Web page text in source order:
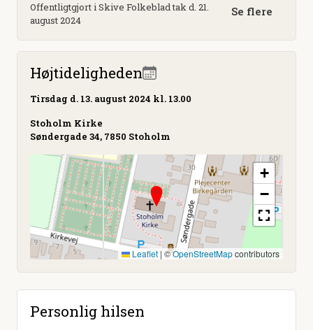
Offentligtgjort i Skive Folkeblad tak d. 21.
august 2024
Se flere
Højtideligheden
Tirsdag d. 13. august 2024 kl. 13.00
Stoholm Kirke
Søndergade 34, 7850 Stoholm
+
−
Leaflet | ©OpenStreetMapcontributors
Personlig hilsen